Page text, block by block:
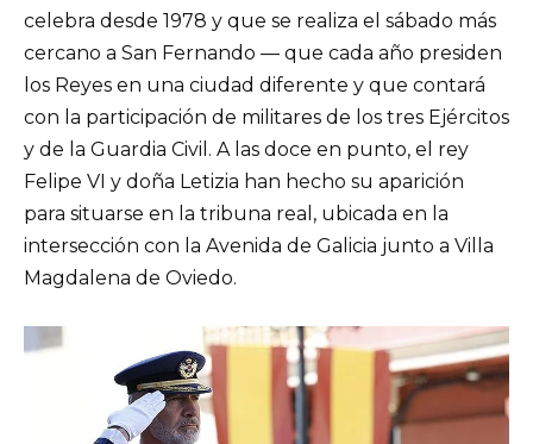
celebra desde 1978 y que se realiza el sábado más
cercano a San Fernando — que cada año presiden
los Reyes en una ciudad diferente y que contará
con la participación de militares de los tres Ejércitos
y de la Guardia Civil. A las doce en punto, el rey
Felipe VI y doña Letizia han hecho su aparición
para situarse en la tribuna real, ubicada en la
intersección con la Avenida de Galicia junto a Villa
Magdalena de Oviedo.